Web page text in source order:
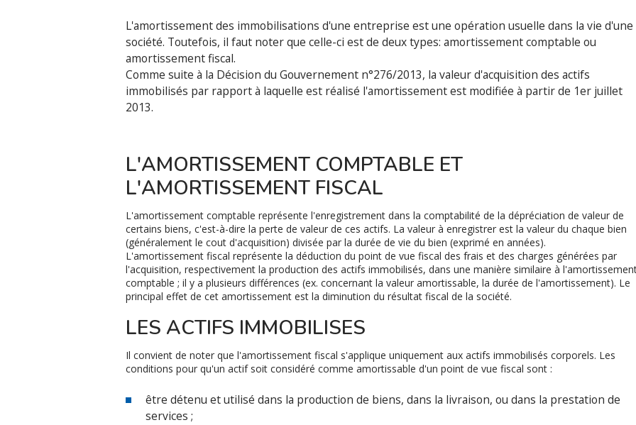
L'amortissement des immobilisations d'une entreprise est une opération usuelle dans la vie d'une
société. Toutefois, il faut noter que celle-ci est de deux types: amortissement comptable ou
amortissement fiscal.
Comme suite à la Décision du Gouvernement n°276/2013, la valeur d'acquisition des actifs
immobilisés par rapport à laquelle est réalisé l'amortissement est modifiée à partir de 1er juillet
2013.
L'AMORTISSEMENT COMPTABLE ET
L'AMORTISSEMENT FISCAL
L'amortissement comptable représente l'enregistrement dans la comptabilité de la dépréciation de valeur de
certains biens, c'est-à-dire la perte de valeur de ces actifs. La valeur à enregistrer est la valeur du chaque bien
(généralement le cout d'acquisition) divisée par la durée de vie du bien (exprimé en années).
L'amortissement fiscal représente la déduction du point de vue fiscal des frais et des charges générées par
l'acquisition, respectivement la production des actifs immobilisés, dans une manière similaire à
comptable ; il y a plusieurs différences (ex. concernant la valeur amortissable, la durée de l'amortissement). Le
principal effet de cet amortissement est la diminution du résultat fiscal de la société.
LES ACTIFS IMMOBILISES
Il convient de noter que l'amortissement fiscal s'applique uniquement aux actifs immobilisés corporels. Les
conditions pour qu'un actif soit considéré comme amortissable d'un point de vue fiscal sont :
être détenu et utilisé dans la production de biens, dans la livraison, ou dans la prestation de
services ;